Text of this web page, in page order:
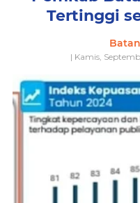
Tertinggi
| Kamis,